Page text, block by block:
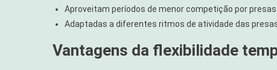
Aproveitam períodos de menor competição por presas
Adaptadas a diferentes ritmos de atividade das
Vantagens da flexibilidade